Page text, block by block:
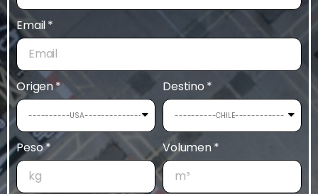
Email
Origen Destino
Peso Volumen